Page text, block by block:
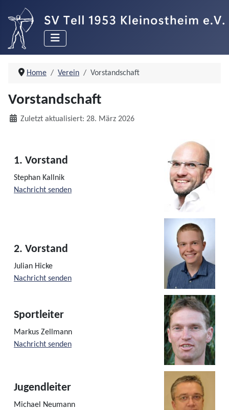
Home Verein Vorstandschaft
Vorstandschaft
DetailsZuletzt aktualisiert: 28. März 2026
1. Vorstand
Stephan Kallnik
Nachricht senden
2. Vorstand
Julian Hicke
Nachricht senden
Sportleiter
Markus Zellmann
Nachricht senden
Jugendleiter
Michael Neumann